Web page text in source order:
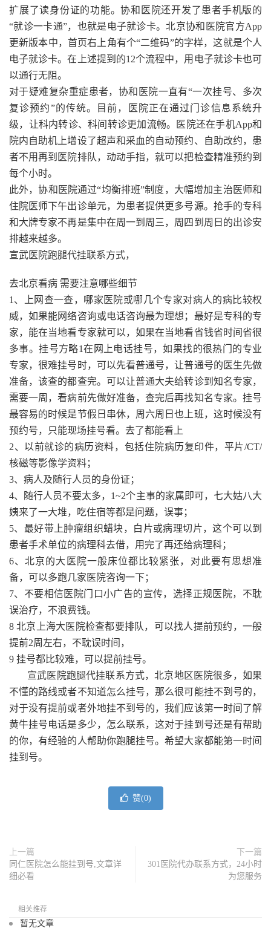
扩展了读身份证的功能。协和医院还开发了患者手机版的
“就诊一卡通”，也就是电子就诊卡。北京协和医院官方App
更新版本中，首页右上角有个“二维码”的字样，这就是个人
电子就诊卡。在上述提到的12个流程中，用电子就诊卡也可
以通行无阻。
对于疑难复杂重症患者，协和医院一直有“一次挂号、多次
复诊预约”的传统。目前，医院正在通过门诊信息系统升
级，让科内转诊、科间转诊更加流畅。医院还在手机App和
院内自助机上增设了超声和采血的自动预约、自助改约，患
者不用再到医院排队，动动手指，就可以把检查精准预约到
每个小时。
此外，协和医院通过“均衡排班”制度，大幅增加主治医师和
住院医师下午出诊单元，为患者提供更多号源。抢手的专科
和大牌专家不再是集中在周一到周三，周四到周日的出诊安
排越来越多。
宣武医院跑腿代挂联系方式，
去北京看病 需要注意哪些细节
1、上网查一查，哪家医院或哪几个专家对病人的病比较权
威，如果能网络咨询或电话咨询最为理想；最好是专科的专
家，能在当地看专家就可以，如果在当地看省钱省时间省很
多事。挂号方略1在网上电话挂号，如果找的很热门的专业
专家，很难挂号时，可以先看普通号，让普通号的医生先做
准备，该查的都查完。可以让普通大夫给转诊到知名专家，
需要一周，看病前先做好准备，查完后再找知名专家。挂号
最容易的时候是节假日串休，周六周日也上班，这时候没有
预约号，只能现场挂号看。去了都能看上
2、以前就诊的病历资料，包括住院病历复印件，平片/CT/
核磁等影像学资料；
3、病人及随行人员的身份证；
4、随行人员不要太多，1~2个主事的家属即可，七大姑八大
姨来了一大堆，吃住宿等都是问题，误事；
5、最好带上肿瘤组织蜡块，白片或病理切片，这个可以到
患者手术单位的病理科去借，用完了再还给病理科；
6、北京的大医院一般床位都比较紧张，对此要有思想准
备，可以多跑几家医院咨询一下；
7、不要相信医院门口小广告的宣传，选择正规医院，不耽
误治疗，不浪费钱。
8 北京上海大医院检查都要排队，可以找人提前预约，一般
提前2周左右，不耽误时间，
9 挂号都比较难，可以提前挂号。
宣武医院跑腿代挂联系方式，北京地区医院很多，如果
不懂的路线或者不知道怎么挂号，那么很可能挂不到号的，
对于没有提前或者外地挂不到号的，我们应该第一时间了解
黄牛挂号电话是多少，怎么联系，这对于挂到号还是有帮助
的你，有经验的人帮助你跑腿挂号。希望大家都能第一时间
挂到号。
赞(0)
上一篇
同仁医院怎么能挂到号,文章详
细必看
下一篇
301医院代办联系方式，24小时
为您服务
相关推荐
暂无文章